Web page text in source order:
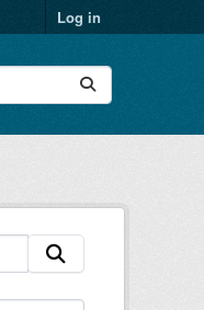
Log in